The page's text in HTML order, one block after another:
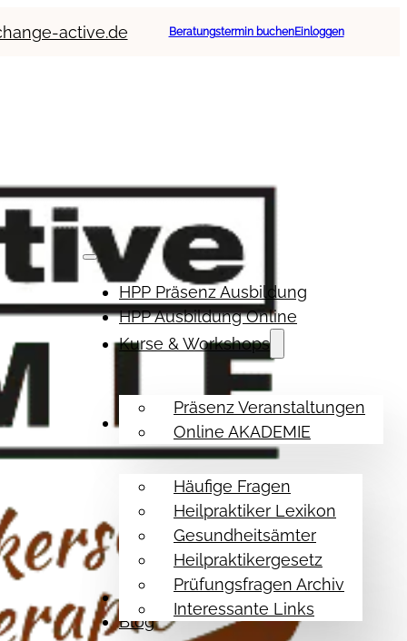
active.de Beratungstermin buchenEinloggen
HPP Präsenz Ausbildung
HPP Ausbildung Online
Kurse & Workshops
Präsenz Veranstaltungen
Online AKADEMIE
Hilfe Themen
Häufige Fragen
Heilpraktiker Lexikon
Gesundheitsämter
Heilpraktikergesetz
Prüfungsfragen Archiv
Interessante Links
Referenzen
Blog